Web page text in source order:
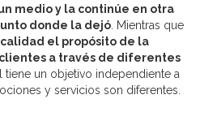
medio y la continúe en otra
donde la dejó . Mientras que
el propósito de la
a través de diferentes
tiene un objetivo independiente a
y servicios son diferentes.